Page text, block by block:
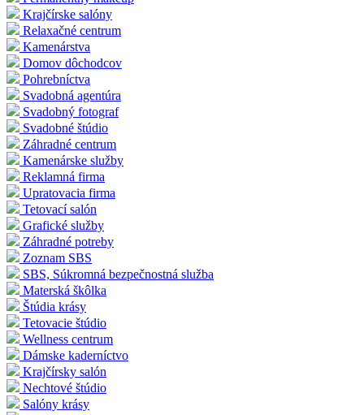
Krajčírske salóny
Relaxačné centrum
Kamenárstva
Domov dôchodcov
Pohrebníctva
Svadobná agentúra
Svadobný fotograf
Svadobné štúdio
Záhradné centrum
Kamenárske služby
Reklamná firma
Upratovacia firma
Tetovací salón
Grafické služby
Záhradné potreby
Zoznam SBS
SBS, Súkromná bezpečnostná služba
Materská škôlka
Štúdia krásy
Tetovacie štúdio
Wellness centrum
Dámske kaderníctvo
Krajčírsky salón
Nechtové štúdio
Salóny krásy